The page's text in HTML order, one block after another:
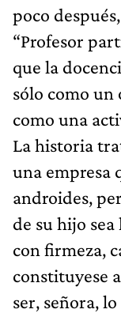
poco
“Profesor
que la
sólo como un
como una
La historia
una empresa
androides,
de su hijo
con firmeza,
constituyese
ser, señora,